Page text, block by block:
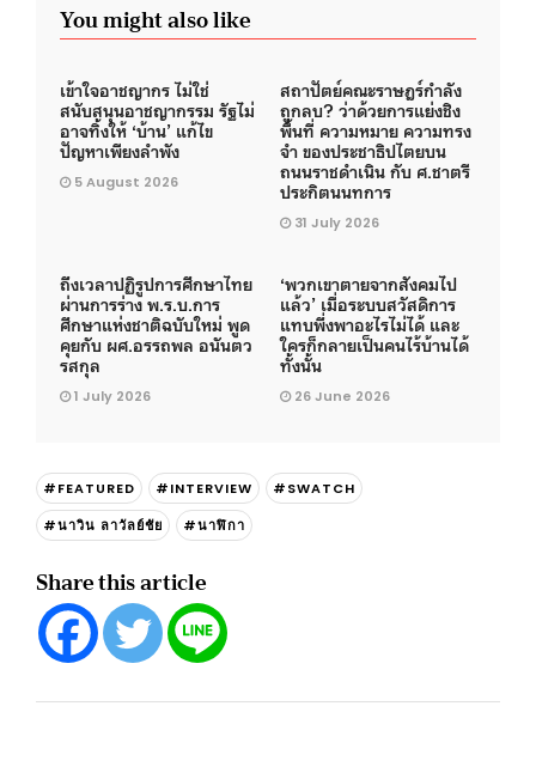
You might also like
เข้าใจอาชญากร ไม่ใช่
สนับสนุนอาชญากรรม รัฐไม่
อาจทิ้งให้ ‘บ้าน’ แก้ไข
ปัญหาเพียงลำพัง
5 August 2026
สถาปัตย์คณะราษฎร์กำลัง
ถูกลบ? ว่าด้วยการแย่งชิง
พื้นที่ ความหมาย ความทรง
จำ ของประชาธิปไตยบน
ถนนราชดำเนิน กับ ศ.ชาตรี
ประกิตนนทการ
31 July 2026
ถึงเวลาปฏิรูปการศึกษาไทย
ผ่านการร่าง พ.ร.บ.การ
ศึกษาแห่งชาติฉบับใหม่ พูด
คุยกับ ผศ.อรรถพล อนันตว
รสกุล
1 July 2026
‘พวกเขาตายจากสังคมไป
แล้ว’ เมื่อระบบสวัสดิการ
แทบพึ่งพาอะไรไม่ได้ และ
ใครก็กลายเป็นคนไร้บ้านได้
ทั้งนั้น
26 June 2026
#FEATURED #INTERVIEW
#SWATCH
#นาวิน ลาวัลย์ชัย
#นาฬิกา
Share this article